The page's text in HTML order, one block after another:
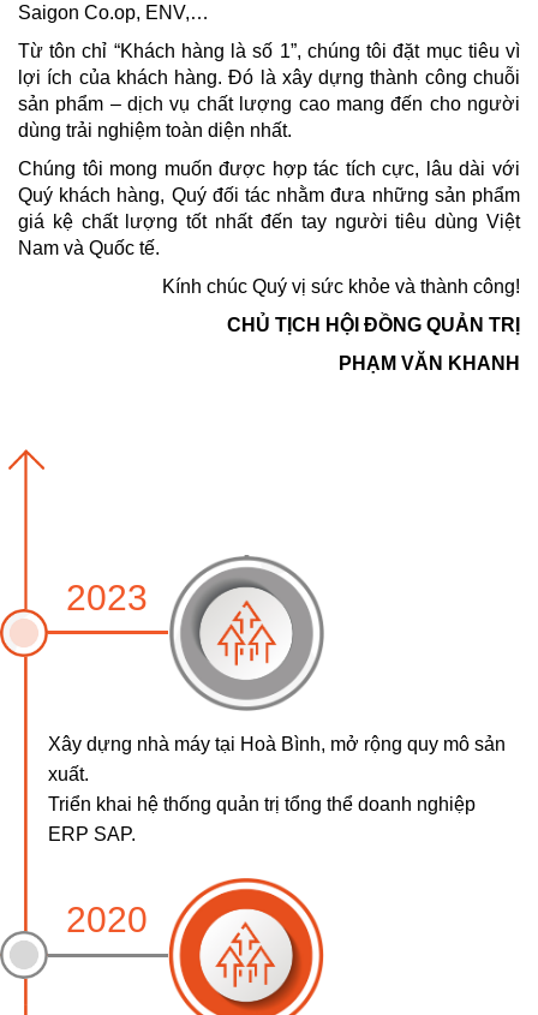
Saigon Co.op, ENV,…
Từ tôn chỉ “Khách hàng là số 1”, chúng tôi đặt mục tiêu vì
lợi ích của khách hàng. Đó là xây dựng thành công chuỗi
sản phẩm – dịch vụ chất lượng cao mang đến cho người
dùng trải nghiệm toàn diện nhất.
Chúng tôi mong muốn được hợp tác tích cực, lâu dài với
Quý khách hàng, Quý đối tác nhằm đưa những sản phẩm
giá kệ chất lượng tốt nhất đến tay người tiêu dùng Việt
Nam và Quốc tế.
Kính chúc Quý vị sức khỏe và thành công!
CHỦ TỊCH HỘI ĐỒNG QUẢN TRỊ
PHẠM VĂN KHANH
2023
Xây dựng nhà máy tại Hoà Bình, mở rộng quy mô sản
xuất.
Triển khai hệ thống quản trị tổng thể doanh nghiệp
ERP SAP.
2020